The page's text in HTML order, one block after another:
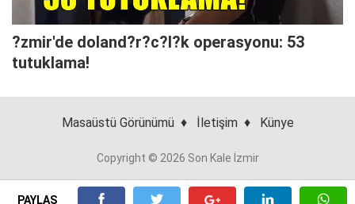
PAYLAŞ
?zmir'de doland?r?c?l?k operasyonu: 53
tutuklama!
Masaüstü Görünümü ♦ İletişim ♦ Künye
Copyright © 2026 Son Kale İzmir